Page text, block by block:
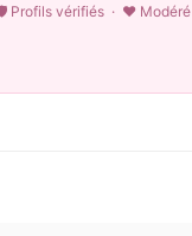
Profils vérifiés · ♥ Modéré